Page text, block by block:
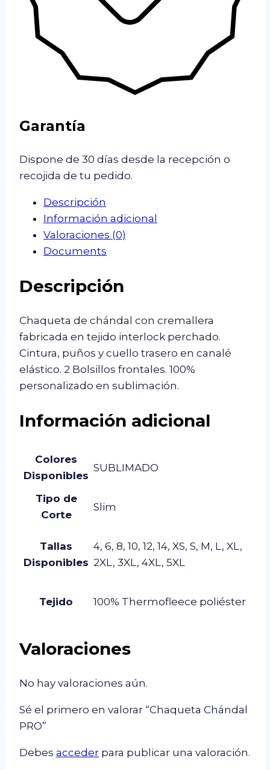
Garantía
Dispone de 30 días desde la recepción o
recojida de tu pedido.
Descripción
Información adicional
Valoraciones (0)
Documents
Descripción
Chaqueta de chándal con cremallera
fabricada en tejido interlock perchado.
Cintura, puños y cuello trasero en canalé
elástico. 2 Bolsillos frontales. 100%
personalizado en sublimación.
Información adicional
Colores
Disponibles
SUBLIMADO
Tipo de
Corte
Slim
Tallas
Disponibles
4, 6, 8, 10, 12, 14, XS, S, M, L, XL,
2XL, 3XL, 4XL, 5XL
Tejido 100% Thermofleece poliéster
Valoraciones
No hay valoraciones aún.
Sé el primero en valorar “Chaqueta Chándal
PRO”
Debes acceder para publicar una valoración.